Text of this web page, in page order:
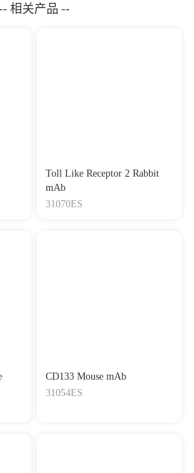
相关产品 --
Toll Like Receptor 2 Rabbit
mAb
31070ES
CD133 Mouse mAb
31054ES